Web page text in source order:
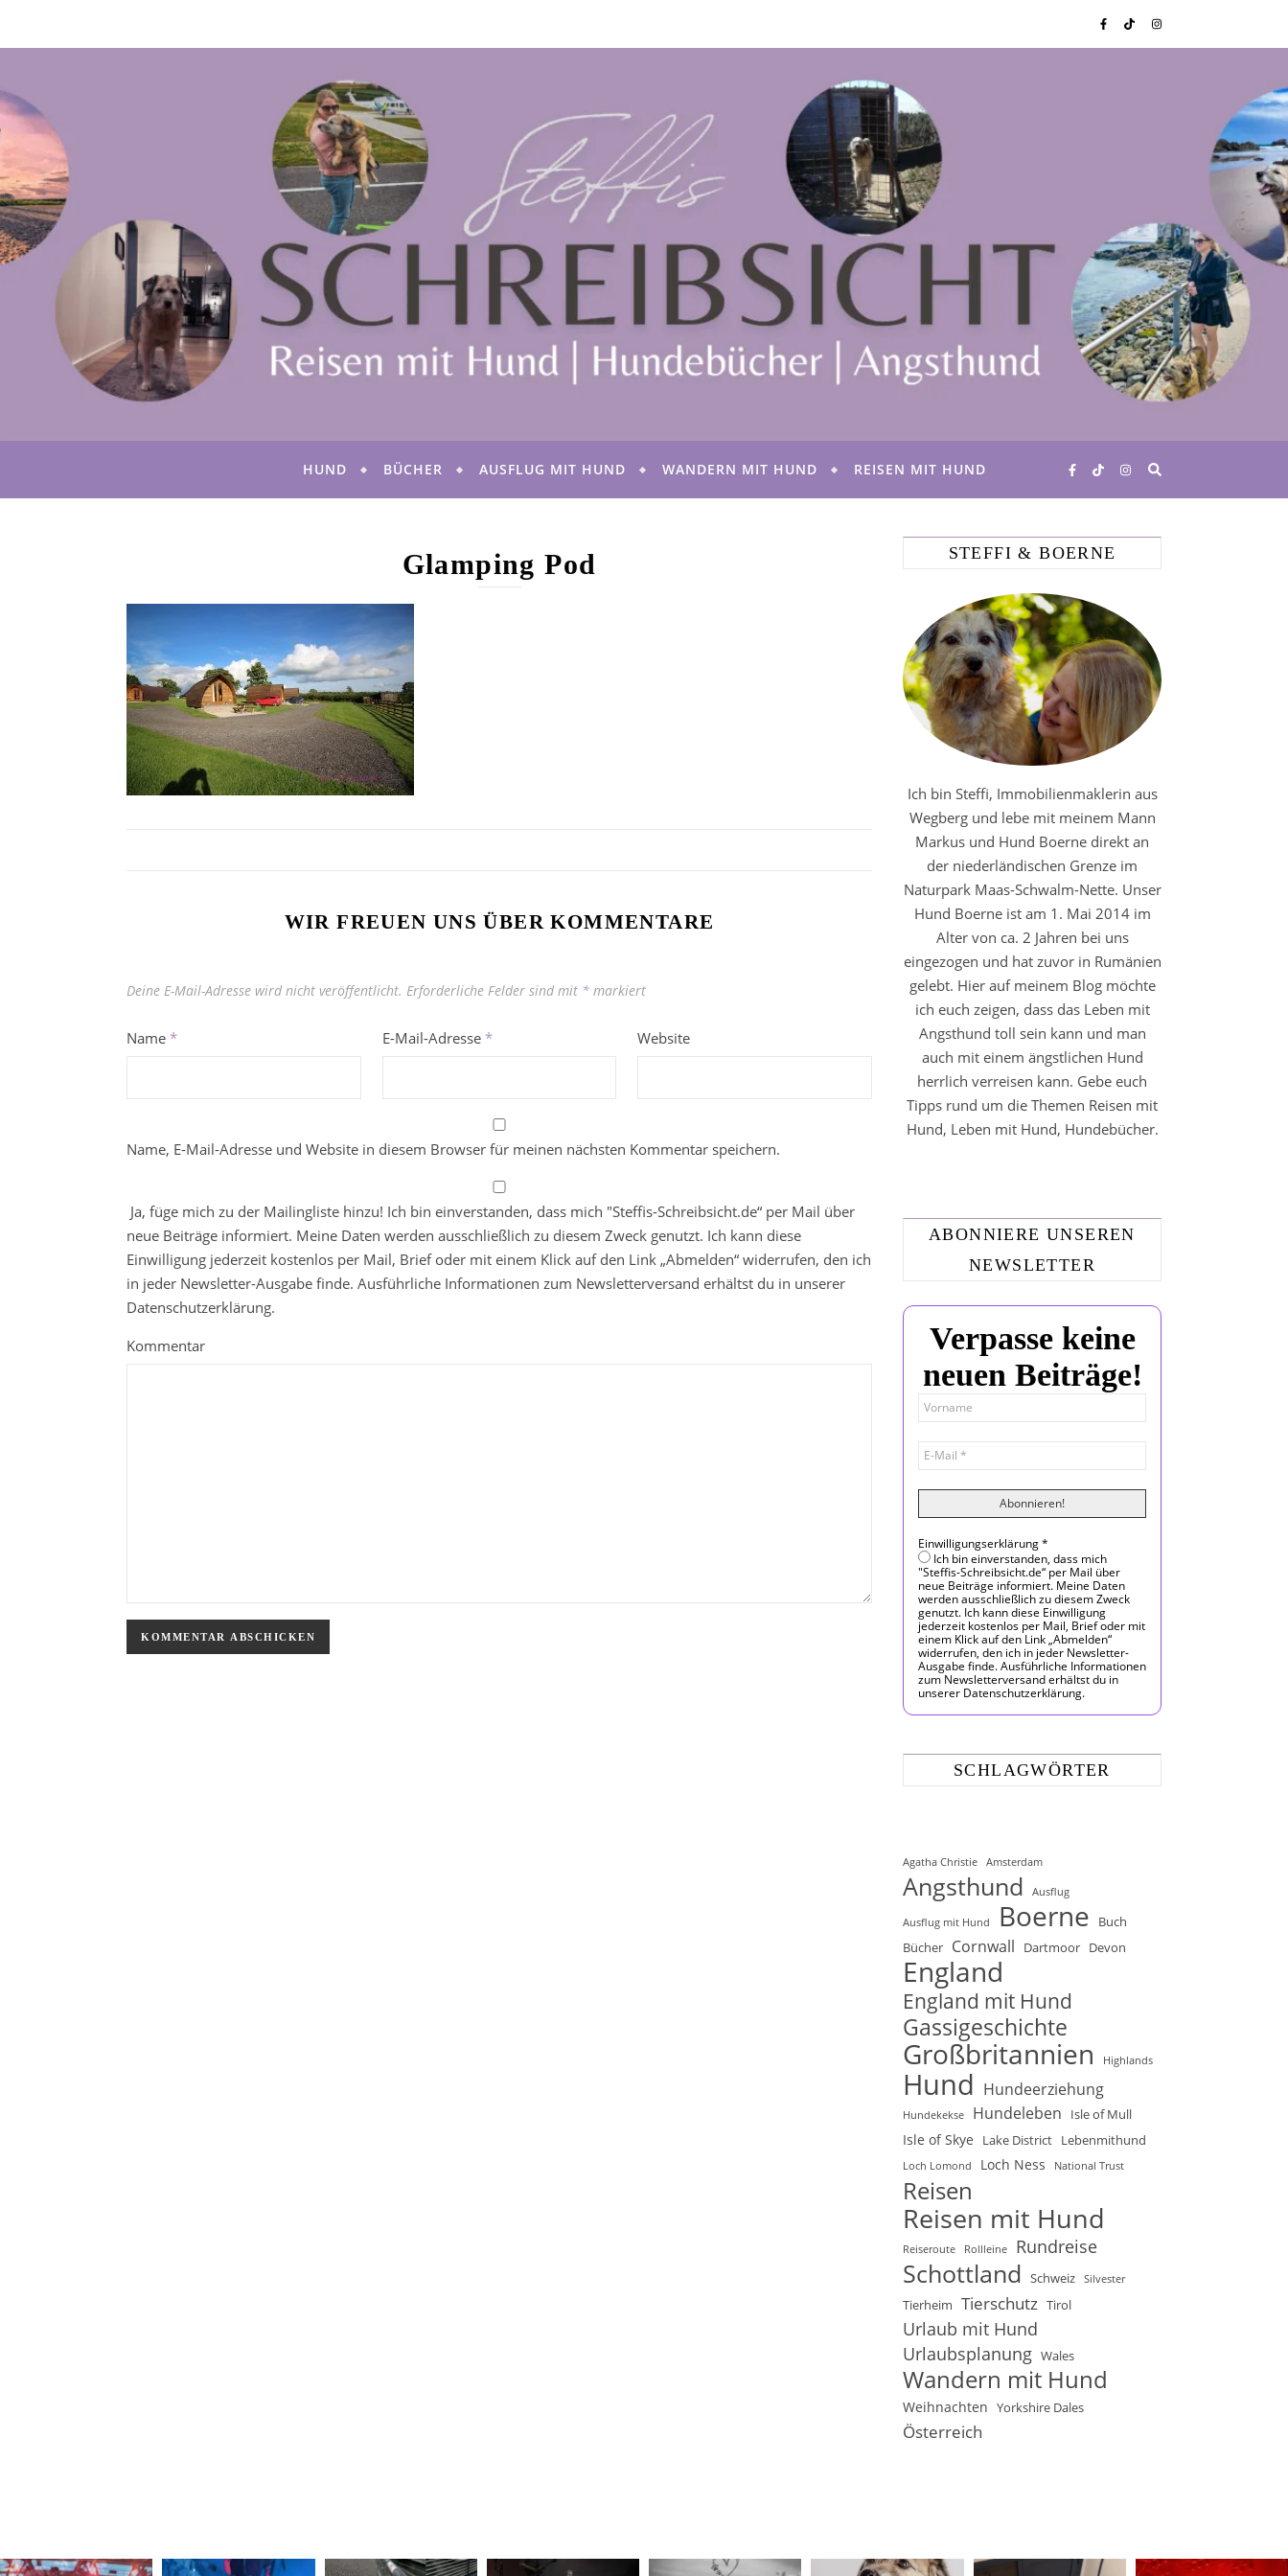
HUND BÜCHER AUSFLUG MIT HUND WANDERN MIT HUND REISEN MIT HUND
Glamping Pod
WIR FREUEN UNS ÜBER KOMMENTARE
Deine E-Mail-Adresse wird nicht veröffentlicht. Erforderliche Felder sind mit * markiert
Name * E-Mail-Adresse * Website
Name, E-Mail-Adresse und Website in diesem Browser für meinen nächsten Kommentar speichern.
Ja, füge mich zu der Mailingliste hinzu! Ich bin einverstanden, dass mich "Steffis-Schreibsicht.de“ per Mail über
neue Beiträge informiert. Meine Daten werden ausschließlich zu diesem Zweck genutzt. Ich kann diese
Einwilligung jederzeit kostenlos per Mail, Brief oder mit einem Klick auf den Link „Abmelden“ widerrufen, den ich
in jeder Newsletter-Ausgabe finde. Ausführliche Informationen zum Newsletterversand erhältst du in unserer
Datenschutzerklärung.
Kommentar
STEFFI & BOERNE
Ich bin Steffi, Immobilienmaklerin aus
Wegberg und lebe mit meinem Mann
Markus und Hund Boerne direkt an
der niederländischen Grenze im
Naturpark Maas-Schwalm-Nette. Unser
Hund Boerne ist am 1. Mai 2014 im
Alter von ca. 2 Jahren bei uns
eingezogen und hat zuvor in Rumänien
gelebt. Hier auf meinem Blog möchte
ich euch zeigen, dass das Leben mit
Angsthund toll sein kann und man
auch mit einem ängstlichen Hund
herrlich verreisen kann. Gebe euch
Tipps rund um die Themen Reisen mit
Hund, Leben mit Hund, Hundebücher.
ABONNIERE UNSEREN
NEWSLETTER
Verpasse keine
neuen Beiträge!
Einwilligungserklärung*
Ich bin einverstanden, dass mich
"Steffis-Schreibsicht.de“ per Mail über
neue Beiträge informiert. Meine Daten
werden ausschließlich zu diesem Zweck
genutzt. Ich kann diese Einwilligung
jederzeit kostenlos per Mail, Brief oder mit
einem Klick auf den Link „Abmelden“
widerrufen, den ich in jeder Newsletter-
Ausgabe finde. Ausführliche Informationen
zum Newsletterversand erhältst du in
unserer Datenschutzerklärung.
SCHLAGWÖRTER
Agatha Christie Amsterdam
Angsthund Ausflug
Ausflug mit Hund Boerne
Buch
Bücher Cornwall Dartmoor Devon
England
England mit Hund
Gassigeschichte
Großbritannien Highlands
Hund Hundeerziehung
Hundekekse Hundeleben Isle of Mull
Isle of Skye Lake District Lebenmithund
Loch Lomond Loch Ness National Trust
Reisen
Reisen mit Hund
Reiseroute Rollleine Rundreise
Schottland Schweiz Silvester
Tierheim Tierschutz Tirol
Urlaub mit Hund
Urlaubsplanung Wales
Wandern mit Hund
Weihnachten Yorkshire Dales
Österreich